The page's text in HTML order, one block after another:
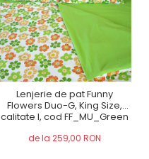
Lenjerie de pat Funny
Flowers Duo-G, King Size,
calitate I, cod FF_MU_Green
de la 259,00 RON